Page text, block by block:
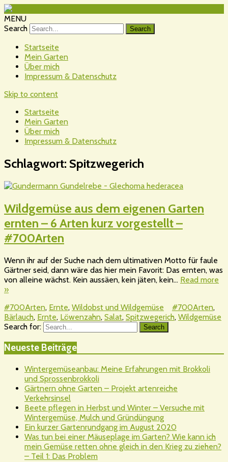
MENU
Search
Startseite
Mein Garten
Über mich
Impressum & Datenschutz
Skip to content
Startseite
Mein Garten
Über mich
Impressum & Datenschutz
Schlagwort: Spitzwegerich
Wildgemüse aus dem eigenen Garten
ernten – 6 Arten kurz vorgestellt –
#700Arten
Wenn ihr auf der Suche nach dem ultimativen Motto für faule
Gärtner seid, dann wäre das hier mein Favorit: Das ernten, was
von alleine wächst. Kein aussäen, kein jäten, kein… Read more
»
#700Arten, Ernte, Wildobst und Wildgemüse #700Arten,
Bärlauch, Ernte, Löwenzahn, Salat, Spitzwegerich, Wildgemüse
Search for:
Search
Neueste Beiträge
Wintergemüseanbau: Meine Erfahrungen mit Brokkoli
und Sprossenbrokkoli
Gärtnern ohne Garten – Projekt artenreiche
Verkehrsinsel
Beete pflegen in Herbst und Winter – Versuche mit
Wintergemüse, Mulch und Gründüngung
Ein kurzer Gartenrundgang im August 2020
Was tun bei einer Mäuseplage im Garten? Wie kann ich
mein Gemüse retten ohne gleich in den Krieg zu ziehen?
– Teil 1: Das Problem